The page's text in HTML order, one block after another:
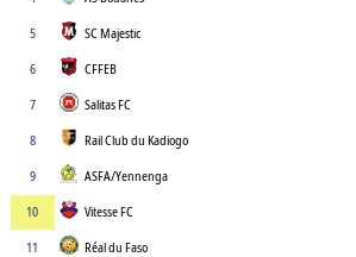
5
SC Majestic
6
CFFEB
7
Salitas FC
8
Rail Club du Kadiogo
9
ASFA/Yennenga
10
Vitesse FC
11
Réal du Faso